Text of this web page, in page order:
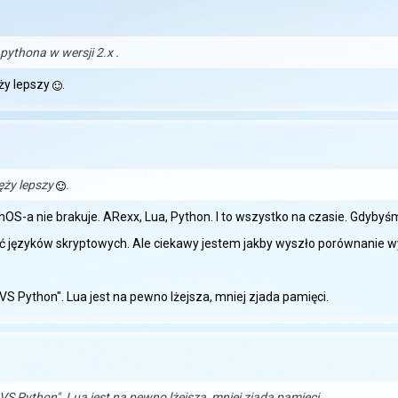
w wersji 2.x .
lepszy
lepszy .
a nie brakuje. ARexx, Lua, Python. I to wszystko na czasie.
skryptowych. Ale ciekawy jestem jakby wyszło porównanie
Python". Lua jest na pewno lżejsza, mniej zjada pamięci.